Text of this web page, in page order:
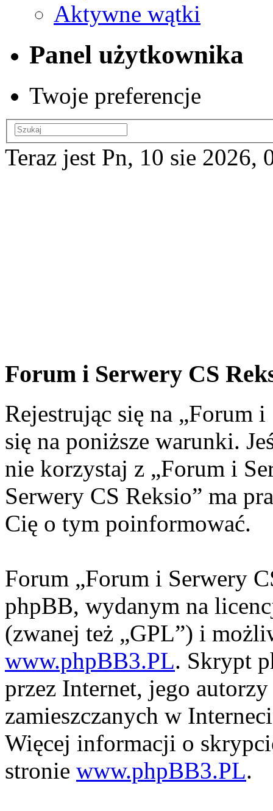
Aktywne wątki
Panel użytkownika
Twoje preferencje
Teraz jest Pn, 10 sie 2026,
Forum i Serwery CS
Rejestrując się na „Forum
się na poniższe warunki.
nie korzystaj z „Forum i
Serwery CS Reksio” ma
Cię o tym poinformować.
Forum „Forum i Serwery
phpBB, wydanym na
(zwanej też „GPL”) i
www.phpBB3.PL. Skrypt
przez Internet, jego
zamieszczanych w
Więcej informacji o
stronie www.phpBB3.PL.